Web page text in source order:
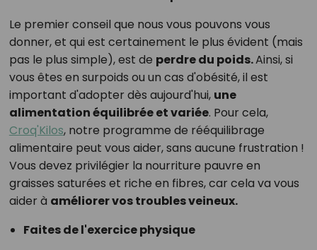
Le premier conseil que nous vous pouvons vous
donner, et qui est certainement le plus évident (mais
pas le plus simple), est de perdre du poids.Ainsi, si
vous êtes en surpoids ou un cas d'obésité, il est
important d'adopter dès aujourd'hui, une
alimentation équilibrée et variée. Pour cela,
Croq'Kilos, notre programme de rééquilibrage
alimentaire peut vous aider, sans aucune frustration !
Vous devez privilégier la nourriture pauvre en
graisses saturées et riche en fibres, car cela va vous
aider à améliorer vos troubles veineux.
Faites de l'exercice physique